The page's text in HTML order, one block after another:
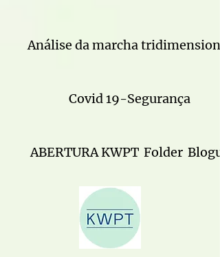
Análise da marcha
Covid 19-Segurança
ABERTURA KWPT Folder